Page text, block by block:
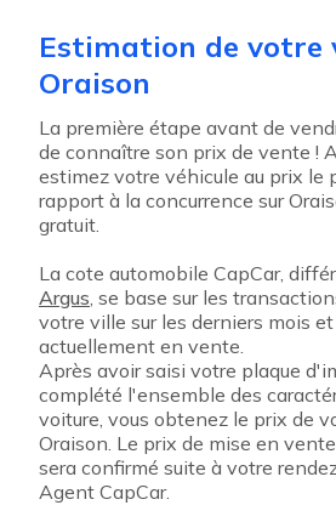
Estimation de votre
Oraison
La première étape avant de
de connaître son prix de vente !
estimez votre véhicule au prix le
rapport à la concurrence sur
gratuit.
La cote automobile CapCar,
Argus, se base sur les
votre ville sur les derniers mois
actuellement en vente.
Après avoir saisi votre plaque
complété l'ensemble des
voiture, vous obtenez le prix de
Oraison. Le prix de mise en
sera confirmé suite à votre
Agent CapCar.